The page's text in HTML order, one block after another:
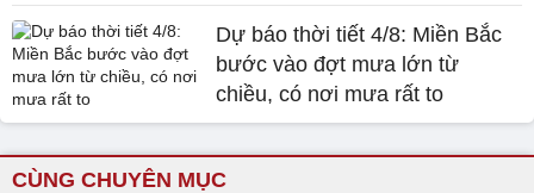
Dự báo thời tiết 4/8: Miền Bắc
bước vào đợt mưa lớn từ
chiều, có nơi mưa rất to
CÙNG CHUYÊN MỤC